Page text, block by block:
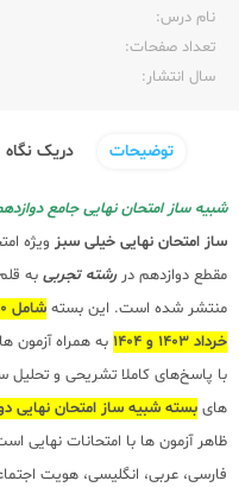
نام درس:
تعداد صفحات:‌
سال انتشار:‌
توضیحات دریک نگاه
شبیه ساز امتحان نهایی جامع
ساز امتحان نهایی خیلی سبز ویژه
مقطع دوازدهم دررشته تجربی به
منتشر شده است. این بسته
خرداد 1403 و 1404
به همراه
با پاسخ‌های کاملا تشریحی و تحلیل
های بسته شبیه ساز امتحان نهایی
ظاهر آزمون ها با امتحانات
فارسی، عربی، انگلیسی، هویت